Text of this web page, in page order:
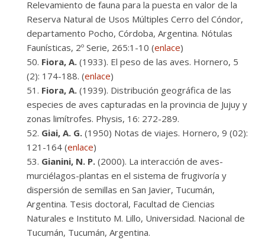
Relevamiento de fauna para la puesta en valor de la
Reserva Natural de Usos Múltiples Cerro del Cóndor,
departamento Pocho, Córdoba, Argentina. Nótulas
Faunísticas, 2º Serie, 265:1-10 (enlace)
Fiora, A. (1933). El peso de las aves. Hornero, 5
(2): 174-188. (enlace)
Fiora, A. (1939). Distribución geográfica de las
especies de aves capturadas en la provincia de Jujuy y
zonas limítrofes. Physis, 16: 272-289.
Giai, A. G. (1950) Notas de viajes. Hornero, 9 (02):
121-164 (enlace)
Gianini, N. P. (2000). La interacción de aves-
murciélagos-plantas en el sistema de frugivoría y
dispersión de semillas en San Javier, Tucumán,
Argentina. Tesis doctoral, Facultad de Ciencias
Naturales e Instituto M. Lillo, Universidad. Nacional de
Tucumán, Tucumán, Argentina.